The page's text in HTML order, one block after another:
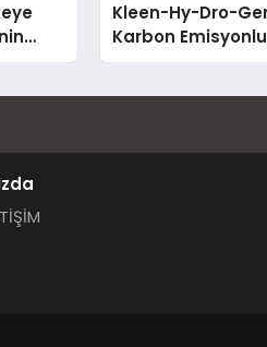
Kleen-Hy-Dro-
Karbon
Isıtma